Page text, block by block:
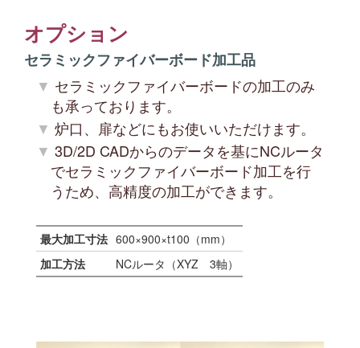
オプション
セラミックファイバーボード加工品
セラミックファイバーボードの加工のみ
も承っております。
炉口、扉などにもお使いいただけます。
3D/2D CADからのデータを基にNCルータ
でセラミックファイバーボード加工を行
うため、高精度の加工ができます。
最大加工寸法 600×900×t100（mm）
加工方法
NCルータ（XYZ 3軸）